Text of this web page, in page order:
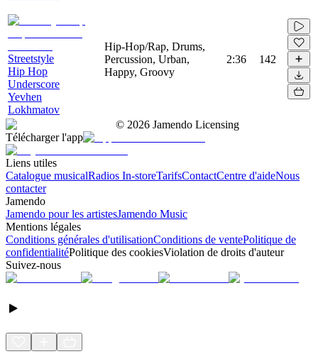
Streetstyle
Hip Hop
Underscore
Yevhen
Lokhmatov
Hip-Hop/Rap, Drums,
Percussion, Urban,
Happy, Groovy
2:36 142
© 2026 Jamendo Licensing
Télécharger l'app
Liens utiles
Catalogue musicalRadios In-storeTarifsContactCentre d'aideNous
contacter
Jamendo
Jamendo pour les artistesJamendo Music
Mentions légales
Conditions générales d'utilisationConditions de ventePolitique de
confidentialitéPolitique des cookiesViolation de droits d'auteur
Suivez-nous